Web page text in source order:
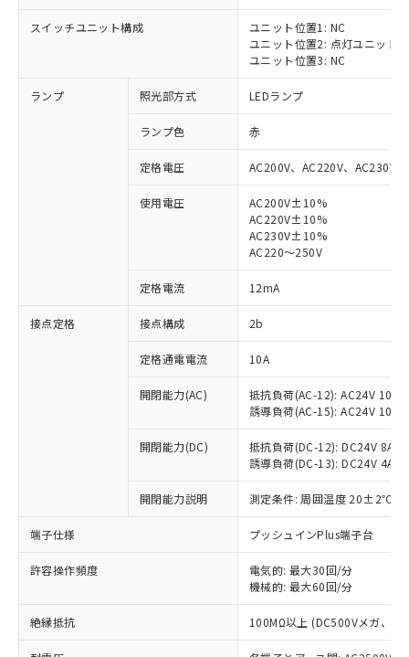
スイッチユニット構成
ユニット位置1: NC
ユニット位置2: 点灯ユニット
ユニット位置3: NC
ランプ 照光部方式 LEDランプ
ランプ色 赤
定格電圧 AC200V、AC220V、AC230V
使用電圧
AC200V±10%
AC220V±10%
AC230V±10%
AC220～250V
定格電流 12mA
接点定格 接点構成 2b
定格通電電流 10A
開閉能力(AC)
抵抗負荷(AC-12): AC24V 10A/
誘導負荷(AC-15): AC24V
開閉能力(DC)
抵抗負荷(DC-12): DC24V 8A/
誘導負荷(DC-13): DC24V 4A/
開閉能力説明 測定条件: 周囲温度 20±2℃、
端子仕様 プッシュインPlus端子台
許容操作頻度
電気的: 最大30回/分
機械的: 最大60回/分
絶縁抵抗 100MΩ以上 (DC500Vメガ、点
以下の条件をお読みいただき、同意のうえ
本サービスは、当社制御機器事業取扱
商品の当社在庫状況および標準価格
(税抜)を提供させていただくもので
本サービスの対象外となる商品もある
ことをご了承ください。
在庫状況および標準価格照会結果は、
記載している更新日時点での社内デー
タに基づき作成されるものであり、閲
覧された時点での実際の在庫および標
対応済み：EU RoHS指令（10物質）の
非含有に対応した製品が提供可能な商品で
対応予定：EU RoHS指令（10物質）の非含
有に対応した製品に切り替える予定のある
対応予定なし：EU RoHS指令（10物質）の
非含有に非対応の商品で、対応品を出す予
調査・確認中：EU RoHS指令（10物質）の
非含有の対応状況を調査中または確認中の
非該当品：ライセンス料など無形物で、有
害物質有無と関係のない商品です。
仕入先様の事情により、非含有部品として
いたものが、含有品と判明した場合などや
むを得ず変更することがあります。
鉛(Pb) 1000ppm以下、 水銀(Hg) 1000ppm以下、 カド
六価クロム(Cr(Ⅵ)) 1000ppm以下、ポリ臭化ビフェニル
※1 中国RoHS○×表
「○」：最大均質材料含有率が中国RoHSの
基準値以下であることを示します。
「×」：最大均質材料含有率が中国RoHSの
基準値を超えていることを示します。
「－」：未確認です。当社販売部門へお問
*中国RoHS10物質の基準値 (GB/T26572)：
Pb(鉛) :1000ppm、 Hg(水銀) : 1000ppm、 Cd(カドミウ
当社は、これら貴社製品のうち、外国
為替および外国貿易法に定める商品
（以下｢規制貨物等」という）を輸出
または国外への提供する場合は、日本
国政府の輸出許可(または役務取引許
可)を取得するなどの必要な手続きを